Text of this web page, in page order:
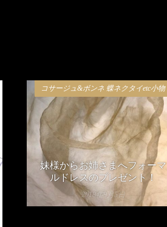
コサージュ&ボンネ 蝶ネクタイetc小物
妹様からお姉さまへフォーマ
ルドレスのプレゼント！
2018年9月5日